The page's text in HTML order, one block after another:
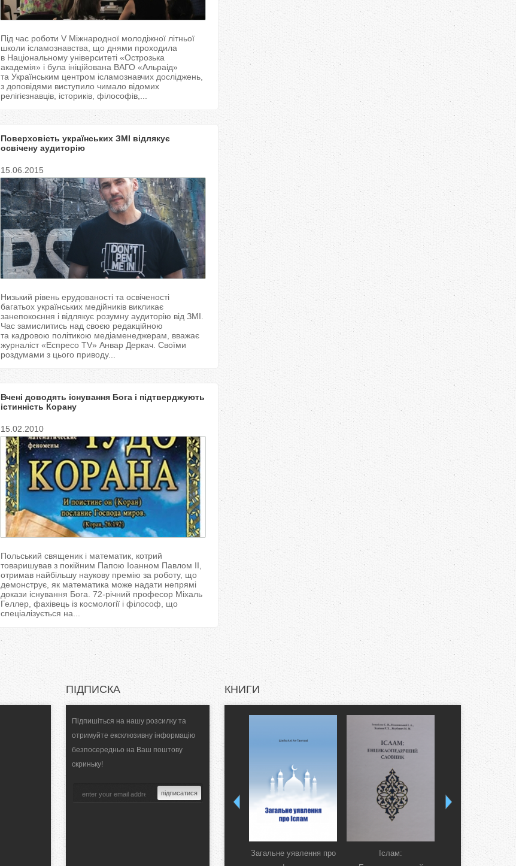
Під час роботи V Міжнародної молодіжної літньої
школи ісламознавcтва, що днями проходила
в Національному університеті «Острозька
академія» і була ініційована ВАГО «Альраід»
та Українським центром ісламознавчих досліджень,
з доповідями виступило чимало відомих
релігієзнавців, істориків, філософів,...
Поверховість українських ЗМІ відлякує
освічену аудиторію
15.06.2015
Низький рівень ерудованості та освіченості
багатьох українських медійників викликає
занепокоєння і відлякує розумну аудиторію від ЗМІ.
Час замислитись над своєю редакційною
та кадровою політикою медіаменеджерам, вважає
журналіст «Еспресо TV» Анвар Деркач. Своїми
роздумами з цього приводу...
Вчені доводять існування Бога і підтверджують
істинність Корану
15.02.2010
Польський священик і математик, котрий
товаришував з покійним Папою Іоанном Павлом II,
отримав найбільшу наукову премію за роботу, що
демонструє, як математика може надати непрямі
докази існування Бога. 72-річний професор Міхаль
Геллер, фахівець із космології і філософ, що
спеціалізується на...
ПІДПИСКА
Підпишіться на нашу розсилку та
отримуйте ексклюзивну інформацію
безпосередньо на Ваш поштову
скриньку!
КНИГИ
Загальне уявлення про
Іслам:
Коран.